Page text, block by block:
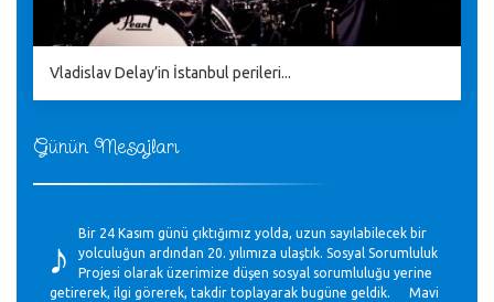
Günün Mesajları
♪
Bir 24 Kasım günü çıktığımız yolda, uzun sayılabilecek bir
yolculuğun ardından 20. yılımıza ulaştık. Sosyal Sorumluluk
Projesi olarak üzerimize düşen sosyal sorumluluğu yerine
getirerek, ilgi görerek, takdir toplayarak bugüne geldik. Mavi
Vladislav Delay’in İstanbul perileri...